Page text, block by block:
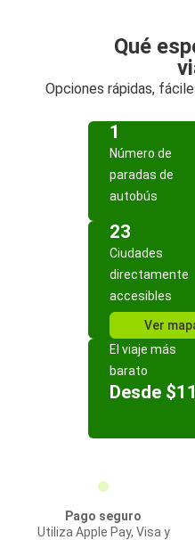
Qué
Opciones rápidas,
1
Número de
paradas de
autobús
23
Ciudades
directamente
accesibles
Ver
El viaje más
barato
Desde
Pago seguro
Utiliza Apple Pay, Visa y